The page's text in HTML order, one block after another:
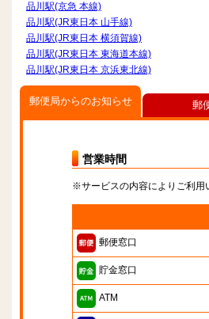
品川駅(京急 本線)
品川駅(JR東日本 山手線)
品川駅(JR東日本 横須賀線)
品川駅(JR東日本 東海道本線)
品川駅(JR東日本 京浜東北線)
郵便局からのお知らせ
営業時間
※サービスの内容によりご利用
郵便窓口
貯金窓口
ATM
郵